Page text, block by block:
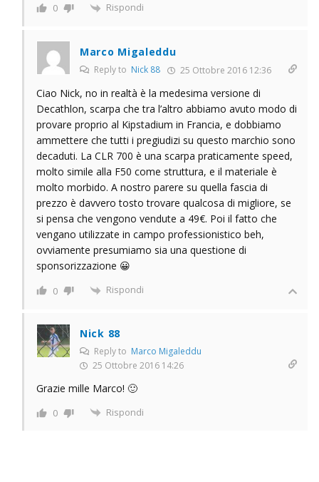
0 Rispondi
Marco Migaleddu
Reply to Nick 88 25 Ottobre 2016 12:36
Ciao Nick, no in realtà è la medesima versione di
Decathlon, scarpa che tra l’altro abbiamo avuto modo di
provare proprio al Kipstadium in Francia, e dobbiamo
ammettere che tutti i pregiudizi su questo marchio sono
decaduti. La CLR 700 è una scarpa praticamente speed,
molto simile alla F50 come struttura, e il materiale è
molto morbido. A nostro parere su quella fascia di
prezzo è davvero tosto trovare qualcosa di migliore, se
si pensa che vengono vendute a 49€. Poi il fatto che
vengano utilizzate in campo professionistico beh,
ovviamente presumiamo sia una questione di
sponsorizzazione 😀
0 Rispondi
Nick 88
Reply to Marco Migaleddu
25 Ottobre 2016 14:26
Grazie mille Marco! 🙂
0 Rispondi